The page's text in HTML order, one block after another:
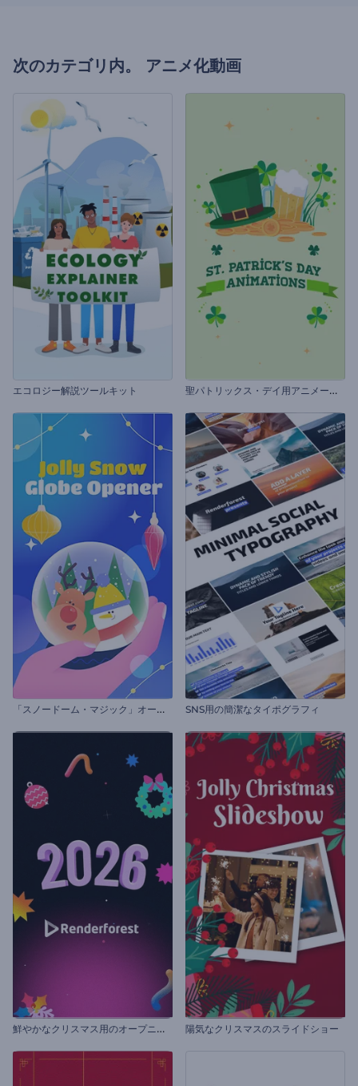
次のカテゴリ内。 アニメ化動画
エコロジー解説ツールキット 聖
パトリックス・デイ用アニメーションズ
「
スノードーム・マジック」オープニング動画 SNS用の簡潔なタイポグラフィ
鮮
やかなクリスマス用のオープニング動画 陽気なクリスマスのスライドショー